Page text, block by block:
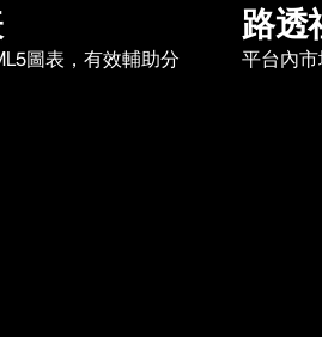
圖表，有效輔助分
路透
平台內